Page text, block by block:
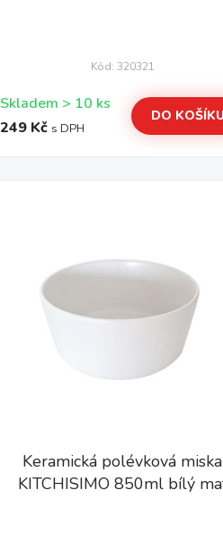
Kód: 320321
Skladem > 10 ks
249 Kč s DPH
DO
Keramická polévková miska
KITCHISIMO 850ml bílý